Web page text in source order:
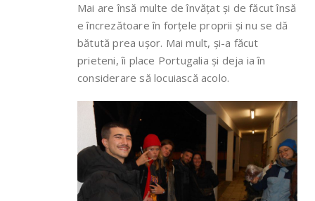
Mai are însă multe de învățat și de făcut însă
e încrezătoare în forțele proprii și nu se dă
bătută prea ușor. Mai mult, și-a făcut
prieteni, îi place Portugalia și deja ia în
considerare să locuiască acolo.